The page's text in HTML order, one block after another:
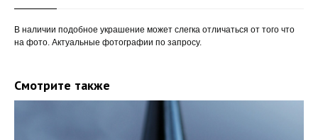
В наличии подобное украшение может слегка отличаться от того что
на фото. Актуальные фотографии по запросу.
Смотрите также